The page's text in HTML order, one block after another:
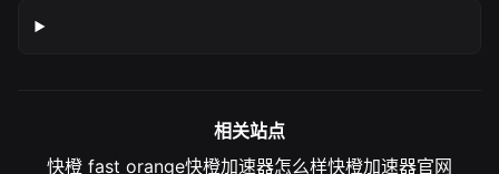
相关站点
快橙 fast orange快橙加速器怎么样快橙加速器官网